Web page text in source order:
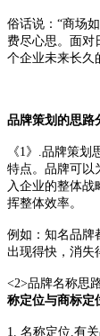
俗话说： “商场
费尽心思。面对
个企业未来长久
品牌策划的思路
《1》 .品牌策划
特点。品牌可以
入企业的整体战
挥整体效率。
例如：知名品牌
出现得快，消失
<2>品牌名称思
称定位与商标定
1. 名称定位.有